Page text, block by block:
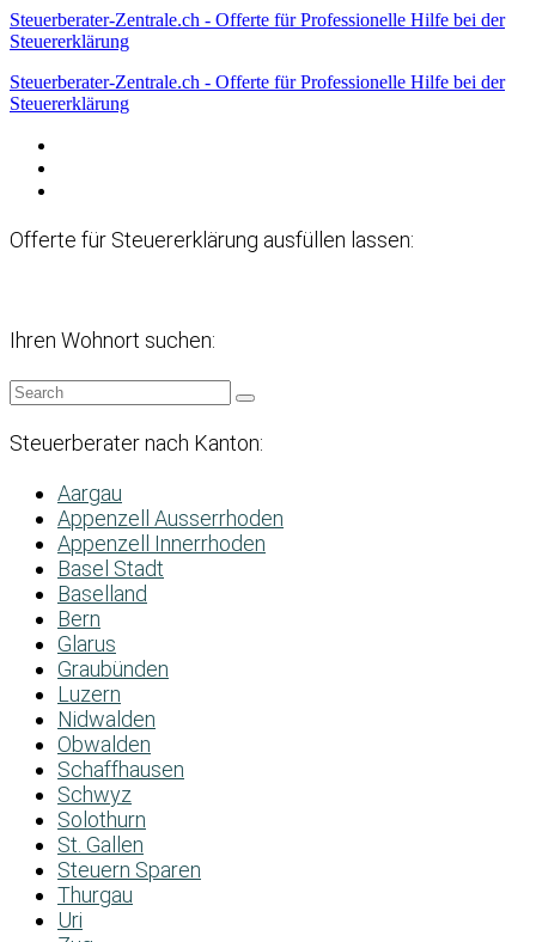
Steuerberater-Zentrale.ch - Offerte für Professionelle Hilfe bei der
Steuererklärung
Steuerberater-Zentrale.ch - Offerte für Professionelle Hilfe bei der
Steuererklärung
Offerte für Steuererklärung ausfüllen lassen:
Ihren Wohnort suchen:
Steuerberater nach Kanton:
Aargau
Appenzell Ausserrhoden
Appenzell Innerrhoden
Basel Stadt
Baselland
Bern
Glarus
Graubünden
Luzern
Nidwalden
Obwalden
Schaffhausen
Schwyz
Solothurn
St. Gallen
Steuern Sparen
Thurgau
Uri